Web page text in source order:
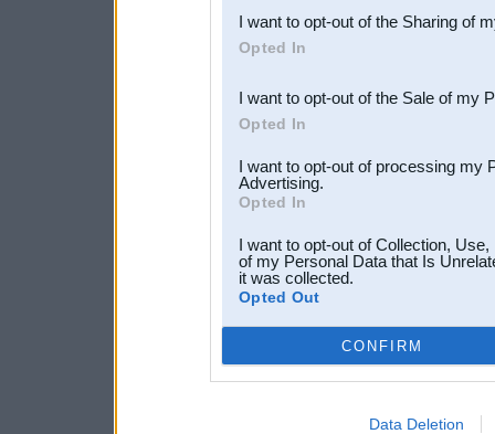
Downstream Participants
third parties.
I want to opt-out of the Sharing of
Opted In
I want to opt-out of the Sale of my
Opted In
I want to opt-out of processing my
Advertising.
Opted In
I want to opt-out of Collection,
of my Personal Data that Is
it was collected.
Opted Out
CONFIRM
Data Deletion